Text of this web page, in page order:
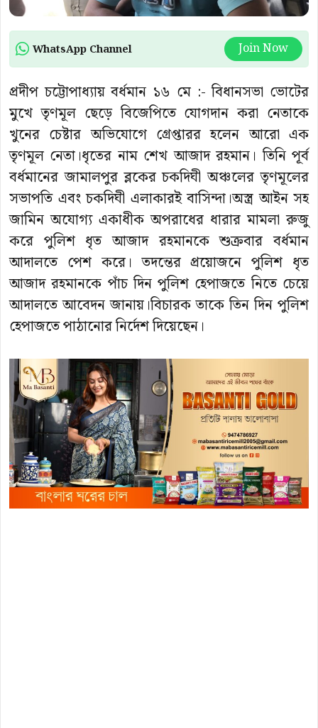
WhatsApp Channel Join Now
প্রদীপ চট্টোপাধ্যায় বর্ধমান ১৬ মে :- বিধানসভা ভোটের
মুখে তৃণমূল ছেড়ে বিজেপিতে যোগদান করা নেতাকে
খুনের চেষ্টার অভিযোগে গ্রেপ্তারর হলেন আরো এক
তৃণমূল নেতা।ধৃতের নাম শেখ আজাদ রহমান। তিনি পূর্ব
বর্ধমানের জামালপুর ব্লকের চকদিঘী অঞ্চলের তৃণমূলের
সভাপতি এবং চকদিঘী এলাকারই বাসিন্দা।অস্ত্র আইন সহ
জামিন অযোগ্য একাধীক অপরাধের ধারার মামলা রুজু
করে পুলিশ ধৃত আজাদ রহমানকে শুক্রবার বর্ধমান
আদালতে পেশ করে। তদন্তের প্রয়োজনে পুলিশ ধৃত
আজাদ রহমানকে পাঁচ দিন পুলিশ হেপাজতে নিতে চেয়ে
আদালতে আবেদন জানায়।বিচারক তাকে তিন দিন পুলিশ
হেপাজতে পাঠানোর নির্দেশ দিয়েছেন।